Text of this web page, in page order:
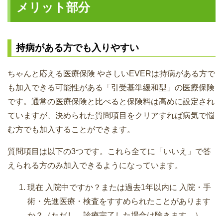
メリット部分
持病がある方でも入りやすい
ちゃんと応える医療保険 やさしいEVERは持病がある方で
も加入できる可能性がある「引受基準緩和型」の医療保険
です。通常の医療保険と比べると保険料は高めに設定され
ていますが、決められた質問項目をクリアすれば病気で悩
む方でも加入することができます。
質問項目は以下の3つです。これら全てに「いいえ」で答
えられる方のみ加入できるようになっています。
現在 入院中ですか？または過去1年以内に 入院・手
術・先進医療・検査をすすめられたことがあります